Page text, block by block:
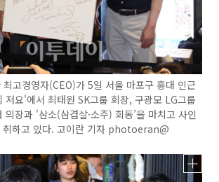
고경영자(CEO)가 5일 서울 마포구 홍대 인근
저요'에서 최태원 SK그룹 회장, 구광모 LG그룹
장과 '삼소(삼겹살·소주) 회동’을 마치고 사인
취하고 있다. 고이란 기자 photoeran@